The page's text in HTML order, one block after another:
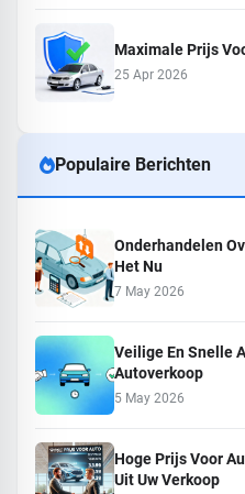
Maximale Prijs
25 Apr 2026
Populaire Berichten
Onderhandelen
Het Nu
7 May 2026
Veilige En Snelle
Autoverkoop
5 May 2026
Hoge Prijs Voor
Uit Uw Verkoop